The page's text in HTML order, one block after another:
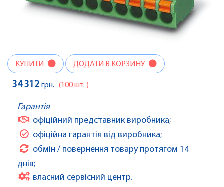
КУПИТИ ДОДАТИ В КОРЗИНУ
34 312 грн. (100 шт. )
Гарантія
офіційний представник виробника;
офіційна гарантія від виробника;
обмін / повернення товару протягом 14
днів;
власний сервісний центр.